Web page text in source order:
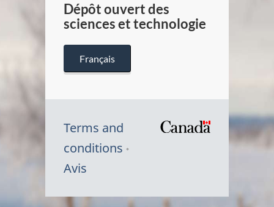
Dépôt ouvert des
sciences et technologie
Français
Terms and
conditions
Avis
Symbole